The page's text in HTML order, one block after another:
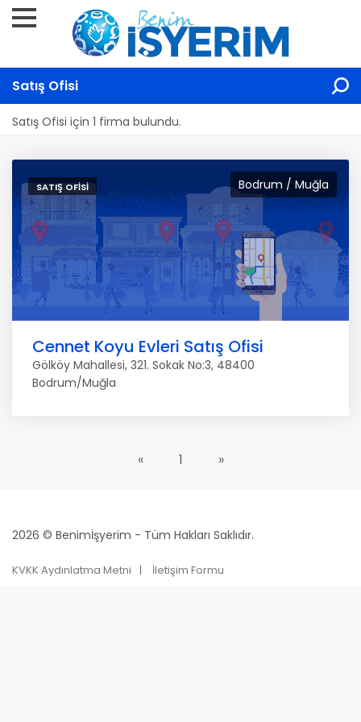
Satış Ofisi
Satış Ofisi için 1 firma bulundu.
Bodrum / Muğla
SATIŞ OFISI
Cennet Koyu Evleri Satış Ofisi
Gölköy Mahallesi, 321. Sokak No:3, 48400
Bodrum/Muğla
« 1 »
2026 © Benimİşyerim - Tüm Hakları Saklıdır.
KVKK Aydınlatma Metni İletişim Formu